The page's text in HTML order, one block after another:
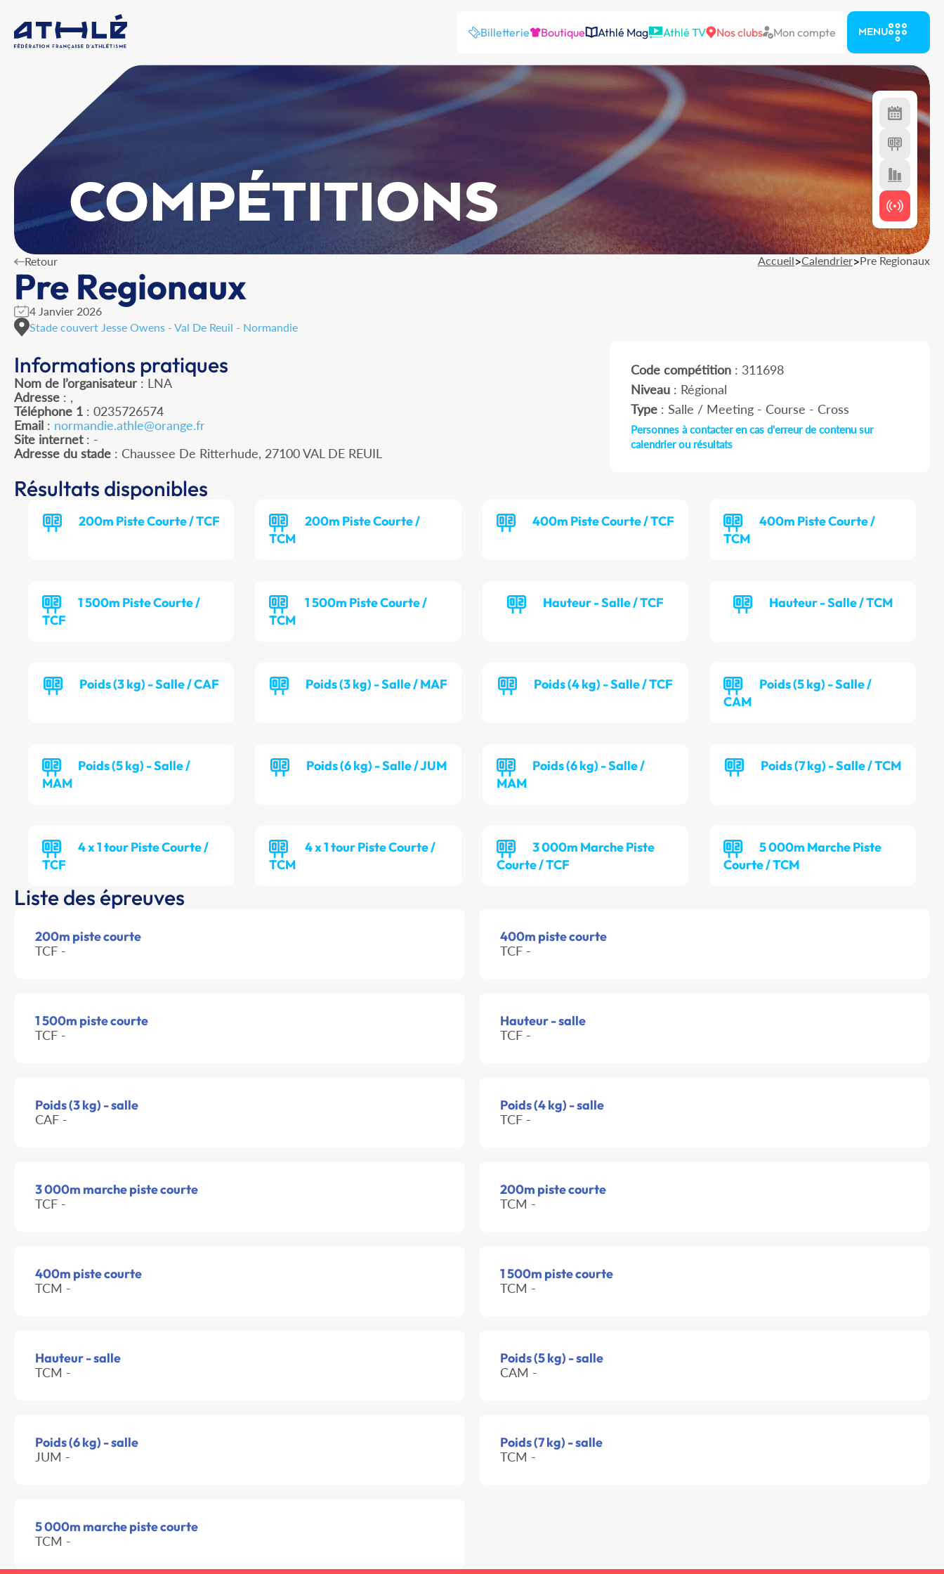
Billetterie Boutique Athlé Mag Athlé TV Nos clubs Mon compte MENU
COMPÉTITIONS
Retour Accueil>Calendrier>Pre Regionaux
Pre Regionaux
4 Janvier 2026
Stade couvert Jesse Owens - Val De Reuil - Normandie
Informations pratiques
Nom de l’organisateur : LNA
Adresse : ,
Téléphone 1 : 0235726574
Email : normandie.athle@orange.fr
Site internet: -
Adresse du stade : Chaussee De Ritterhude, 27100 VAL DE REUIL
Code compétition: 311698
Niveau: Régional
Type: Salle / Meeting - Course - Cross
Personnes à contacter en cas d'erreur de contenu sur
calendrier ou résultats
Résultats disponibles
200m Piste Courte / TCF
200m Piste Courte /
TCM
400m Piste Courte / TCF
400m Piste Courte /
TCM
1 500m Piste Courte /
TCF
1 500m Piste Courte /
TCM
Hauteur - Salle / TCF Hauteur - Salle / TCM
Poids (3 kg) - Salle / CAF Poids (3 kg) - Salle / MAF Poids (4 kg) - Salle / TCF
Poids (5 kg) - Salle /
CAM
Poids (5 kg) - Salle /
MAM
Poids (6 kg) - Salle / JUM
Poids (6 kg) - Salle /
MAM
Poids (7 kg) - Salle / TCM
4 x 1 tour Piste Courte /
TCF
4 x 1 tour Piste Courte /
TCM
3 000m Marche Piste
Courte / TCF
5 000m Marche Piste
Courte / TCM
Liste des épreuves
200m piste courte
TCF -
400m piste courte
TCF -
1 500m piste courte
TCF -
Hauteur - salle
TCF -
Poids (3 kg) - salle
CAF -
Poids (4 kg) - salle
TCF -
3 000m marche piste courte
TCF -
200m piste courte
TCM -
400m piste courte
TCM -
1 500m piste courte
TCM -
Hauteur - salle
TCM -
Poids (5 kg) - salle
CAM -
Poids (6 kg) - salle
JUM -
Poids (7 kg) - salle
TCM -
5 000m marche piste courte
TCM -